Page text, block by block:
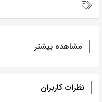
مشاهده بیشتر
نظرات کاربران